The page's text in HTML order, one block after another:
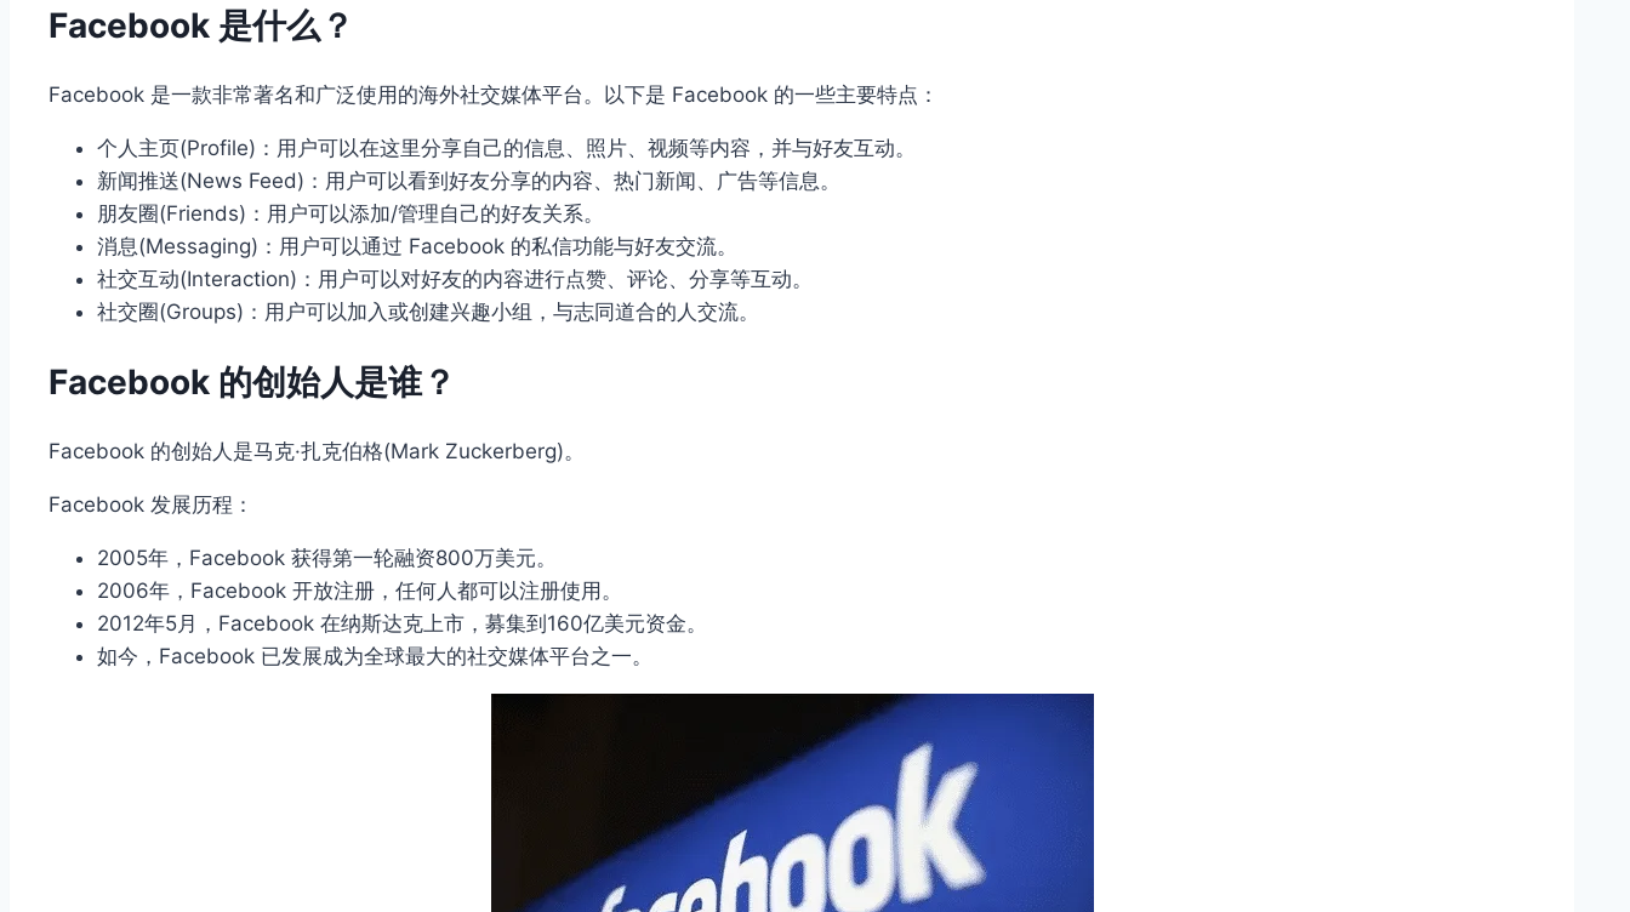
Facebook 是什么？
Facebook 是一款非常著名和广泛使用的海外社交媒体平台。以下是 Facebook 的一些主要特点：
个人主页(Profile)：用户可以在这里分享自己的信息、照片、视频等内容，并与好友互动。
新闻推送(News Feed)：用户可以看到好友分享的内容、热门新闻、广告等信息。
朋友圈(Friends)：用户可以添加/管理自己的好友关系。
消息(Messaging)：用户可以通过 Facebook 的私信功能与好友交流。
社交互动(Interaction)：用户可以对好友的内容进行点赞、评论、分享等互动。
社交圈(Groups)：用户可以加入或创建兴趣小组，与志同道合的人交流。
Facebook 的创始人是谁？
Facebook 的创始人是马克·扎克伯格(Mark Zuckerberg)。
Facebook 发展历程：
2005年，Facebook 获得第一轮融资800万美元。
2006年，Facebook 开放注册，任何人都可以注册使用。
2012年5月，Facebook 在纳斯达克上市，募集到160亿美元资金。
如今，Facebook 已发展成为全球最大的社交媒体平台之一。